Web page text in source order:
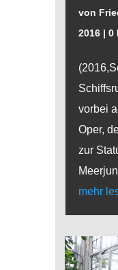
von
2016| 0
vorbei
Oper,
zur
mehr